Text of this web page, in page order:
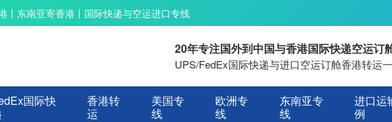
丨东南亚寄香港丨国际快递与空运进口专线
20年专注国外到中国与香港国际快递空运订
UPS/FedEx国际快递与进口空运订舱香港转运
国际快
香港转
运
美国专
线
欧洲专
线
东南亚专
线
进口运
例